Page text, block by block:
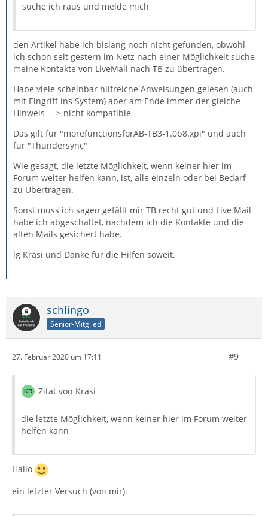
suche ich raus und melde mich
den Artikel habe ich bislang noch nicht gefunden, obwohl
ich schon seit gestern im Netz nach einer Möglichkeit suche
meine Kontakte von LiveMali nach TB zu übertragen.
Habe viele scheinbar hilfreiche Anweisungen gelesen (auch
mit Eingriff ins System) aber am Ende immer der gleiche
Hinweis ---> nicht kompatible
Das gilt für "morefunctionsforAB-TB3-1.0b8.xpi" und auch
für "Thundersync"
Wie gesagt, die letzte Möglichkeit, wenn keiner hier im
Forum weiter helfen kann, ist, alle einzeln oder bei Bedarf
zu Übertragen.
Sonst muss ich sagen gefällt mir TB recht gut und Live Mail
habe ich abgeschaltet, nachdem ich die Kontakte und die
alten Mails gesichert habe.
lg Krasi und Danke für die Hilfen soweit.
schlingo
Senior-Mitglied
27. Februar 2020 um 17:11 #9
Zitat von Krasi
die letzte Möglichkeit, wenn keiner hier im Forum weiter
helfen kann
Hallo
ein letzter Versuch (von mir).